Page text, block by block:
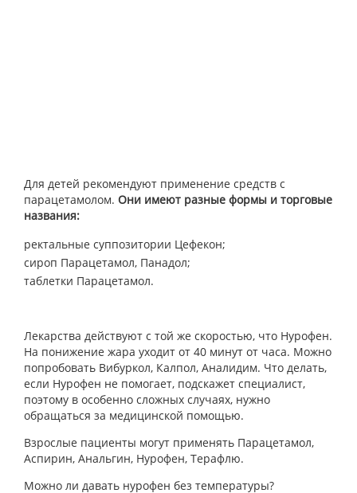
Для детей рекомендуют применение средств с
парацетамолом. Они имеют разные формы и торговые
названия:
ректальные суппозитории Цефекон;
сироп Парацетамол, Панадол;
таблетки Парацетамол.
Лекарства действуют с той же скоростью, что Нурофен.
На понижение жара уходит от 40 минут от часа. Можно
попробовать Вибуркол, Калпол, Аналидим. Что делать,
если Нурофен не помогает, подскажет специалист,
поэтому в особенно сложных случаях, нужно
обращаться за медицинской помощью.
Взрослые пациенты могут применять Парацетамол,
Аспирин, Анальгин, Нурофен, Терафлю.
Можно ли давать нурофен без температуры?